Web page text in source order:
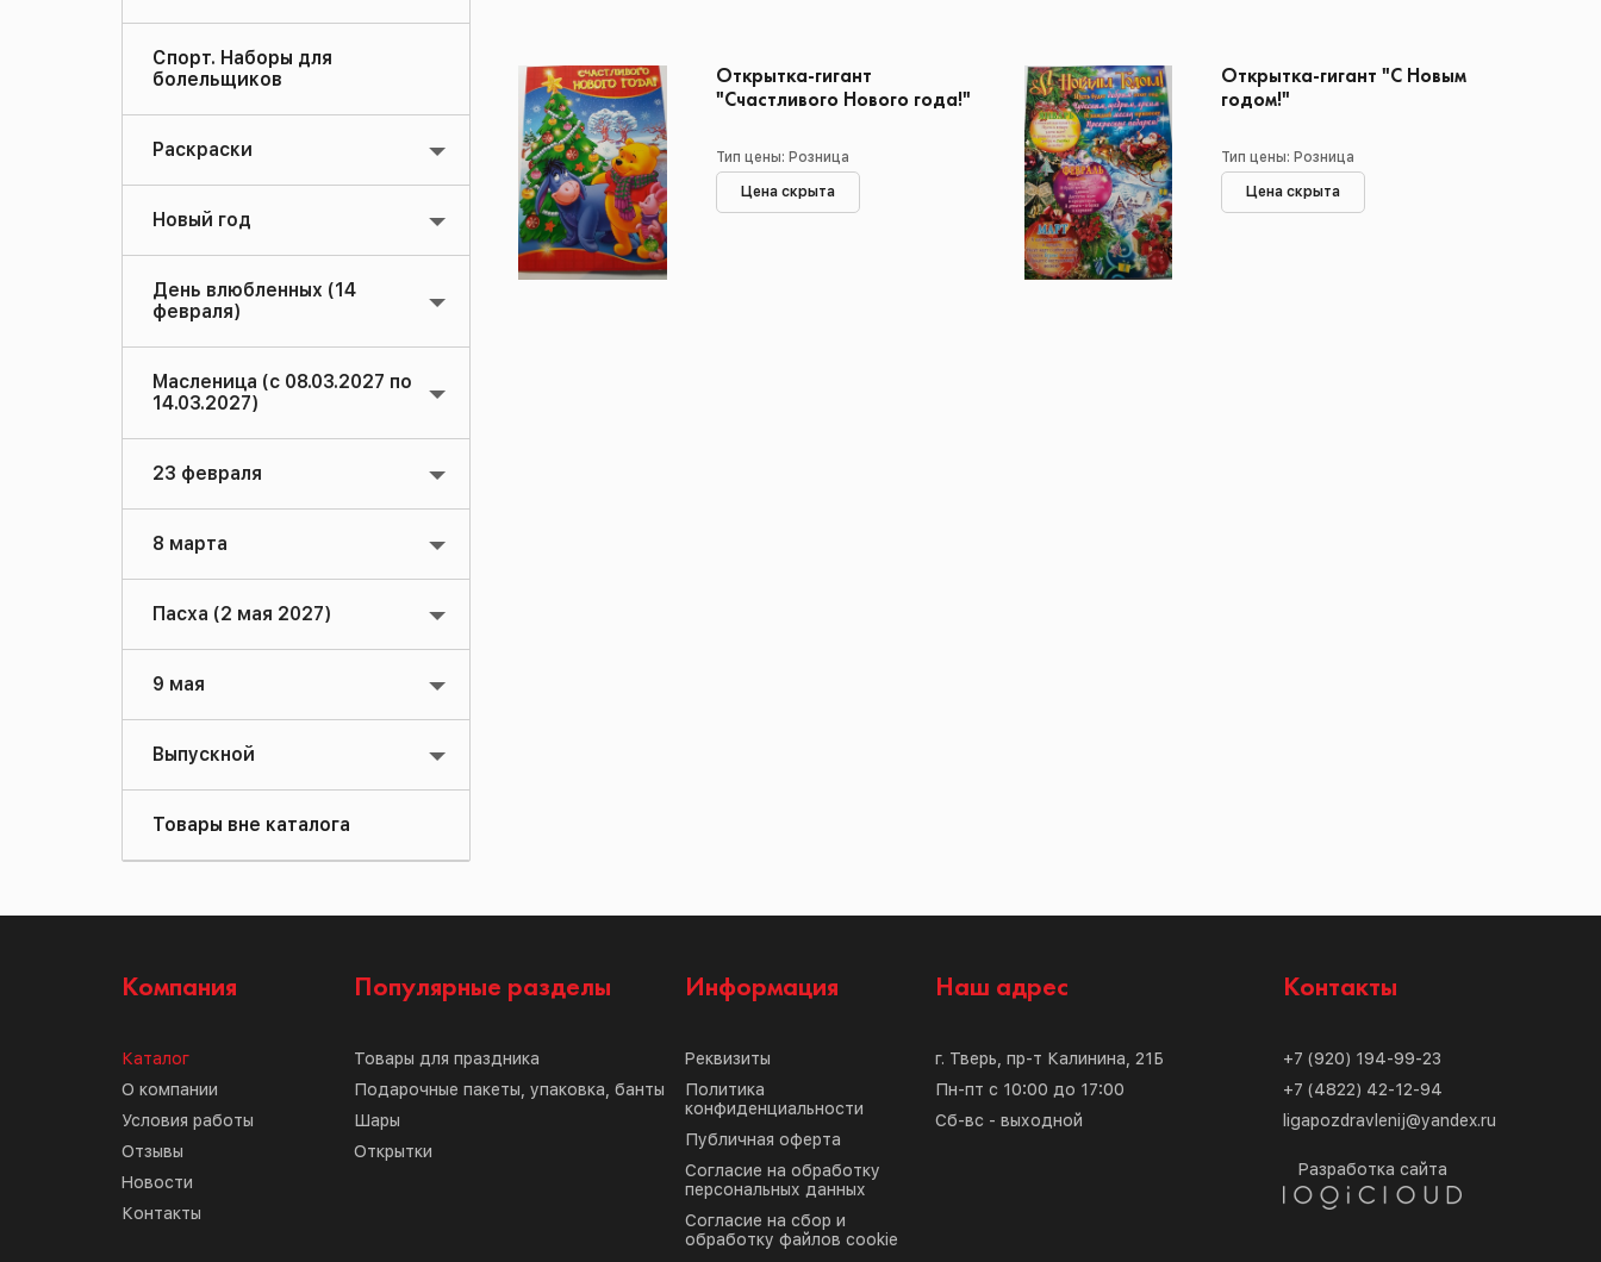
Спорт. Наборы для
болельщиков
Раскраски
Новый год
День влюбленных (14
февраля)
Масленица (с 08.03.2027 по
14.03.2027)
23 февраля
8 марта
Пасха (2 мая 2027)
9 мая
Выпускной
Товары вне каталога
Открытка-гигант
"Счастливого Нового года!"
Тип цены: Розница
Цена скрыта
Открытка-гигант "С Новым
годом!"
Тип цены: Розница
Цена скрыта
Компания
Каталог
О компании
Условия работы
Отзывы
Новости
Контакты
Популярные разделы
Товары для праздника
Подарочные пакеты, упаковка, банты
Шары
Открытки
Информация
Реквизиты
Политика
конфиденциальности
Публичная оферта
Согласие на обработку
персональных данных
Согласие на сбор и
обработку файлов cookie
Наш адрес
г. Тверь, пр-т Калинина, 21Б
Пн-пт с 10:00 до 17:00
Сб-вс - выходной
Контакты
+7 (920) 194-99-23
+7 (4822) 42-12-94
ligapozdravlenij@yandex.ru
Разработка сайта